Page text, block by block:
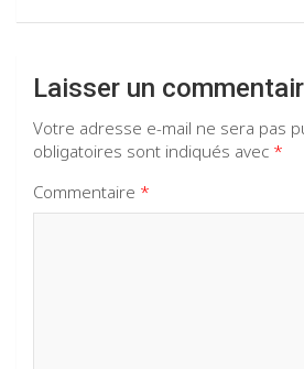
Laisser un
Votre adresse e-mail ne sera pas
obligatoires sont indiqués avec *
Commentaire *